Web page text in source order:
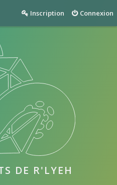
Connexion
Inscription
DE R'LYEH